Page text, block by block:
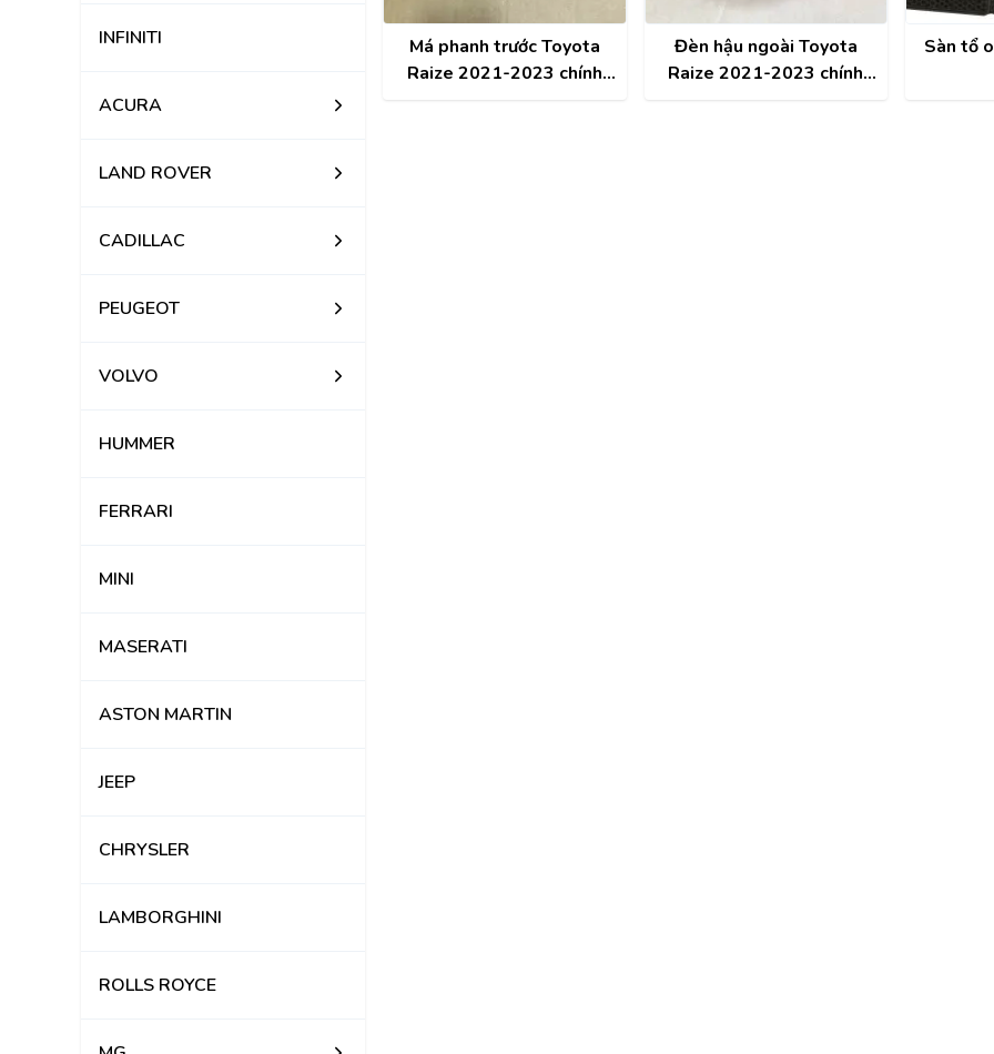
INFINITI
ACURA
LAND ROVER
CADILLAC
PEUGEOT
VOLVO
HUMMER
FERRARI
MINI
MASERATI
ASTON MARTIN
JEEP
CHRYSLER
LAMBORGHINI
ROLLS ROYCE
Má phanh trước Toyota
Raize 2021-2023 chính
Đèn hậu ngoài Toyota
Raize 2021-2023 chính
Sàn tổ